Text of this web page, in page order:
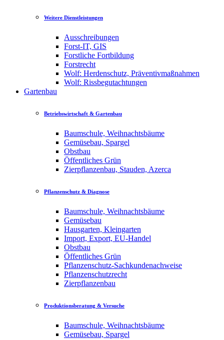
Weitere Dienstleistungen
Ausschreibungen
Forst-IT, GIS
Forstliche Fortbildung
Forstrecht
Wolf: Herdenschutz, Präventivmaßnahmen
Wolf: Rissbegutachtungen
Gartenbau
Betriebswirtschaft & Gartenbau
Baumschule, Weihnachtsbäume
Gemüsebau, Spargel
Obstbau
Öffentliches Grün
Zierpflanzenbau, Stauden, Azerca
Pflanzenschutz & Diagnose
Baumschule, Weihnachtsbäume
Gemüsebau
Hausgarten, Kleingarten
Import, Export, EU-Handel
Obstbau
Öffentliches Grün
Pflanzenschutz-Sachkundenachweise
Pflanzenschutzrecht
Zierpflanzenbau
Produktionsberatung & Versuche
Baumschule, Weihnachtsbäume
Gemüsebau, Spargel